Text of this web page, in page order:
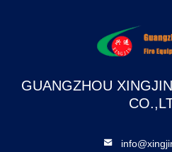
GUANGZHOU